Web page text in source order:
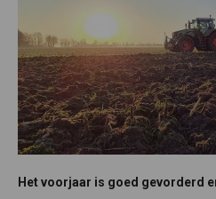
Het voorjaar is goed gevorderd